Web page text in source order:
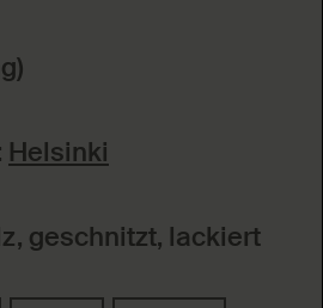
Helsinki
geschnitzt, lackiert